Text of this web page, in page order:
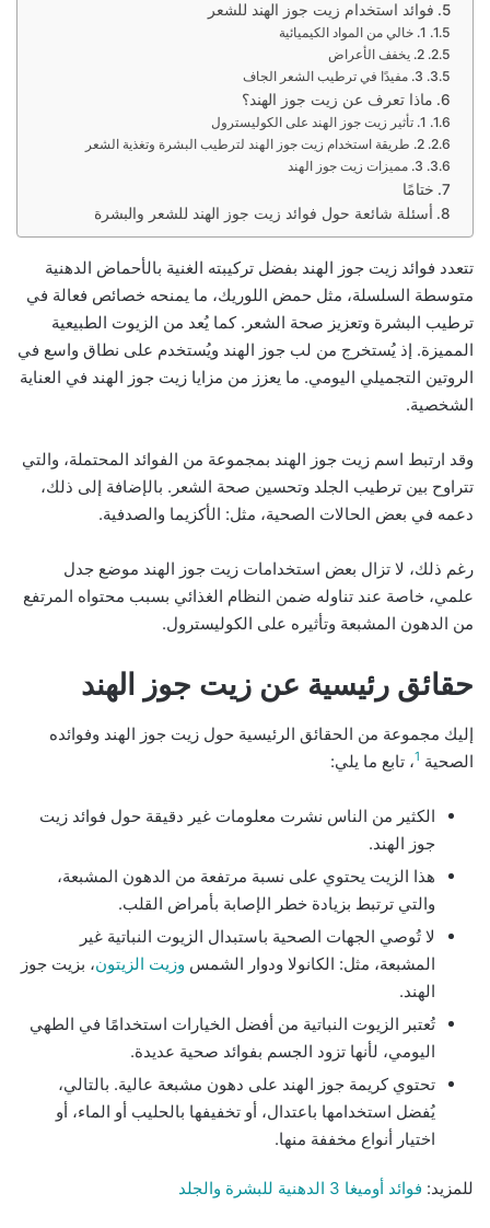
فوائد استخدام زيت جوز الهند للشعر
1. خالي من المواد الكيميائية
2. يخفف الأعراض
3. مفيدًا في ترطيب الشعر الجاف
ماذا تعرف عن زيت جوز الهند؟
1. تأثير زيت جوز الهند على الكوليسترول
2. طريقة استخدام زيت جوز الهند لترطيب البشرة وتغذية الشعر
3. مميزات زيت جوز الهند
ختامًا
أسئلة شائعة حول فوائد زيت جوز الهند للشعر والبشرة
تتعدد فوائد زيت جوز الهند بفضل تركيبته الغنية بالأحماض الدهنية
متوسطة السلسلة، مثل حمض اللوريك، ما يمنحه خصائص فعالة في
ترطيب البشرة وتعزيز صحة الشعر. كما يُعد من الزيوت الطبيعية
المميزة. إذ يُستخرج من لب جوز الهند ويُستخدم على نطاق واسع في
الروتين التجميلي اليومي. ما يعزز من مزايا زيت جوز الهند في العناية
الشخصية.
وقد ارتبط اسم زيت جوز الهند بمجموعة من الفوائد المحتملة، والتي
تتراوح بين ترطيب الجلد وتحسين صحة الشعر. بالإضافة إلى ذلك،
دعمه في بعض الحالات الصحية، مثل: الأكزيما والصدفية.
رغم ذلك، لا تزال بعض استخدامات زيت جوز الهند موضع جدل
علمي، خاصة عند تناوله ضمن النظام الغذائي بسبب محتواه المرتفع
من الدهون المشبعة وتأثيره على الكوليسترول.
حقائق رئيسية عن زيت جوز الهند
إليك مجموعة من الحقائق الرئيسية حول زيت جوز الهند وفوائده
الصحية 1، تابع ما يلي:
الكثير من الناس نشرت معلومات غير دقيقة حول فوائد زيت
جوز الهند.
هذا الزيت يحتوي على نسبة مرتفعة من الدهون المشبعة،
والتي ترتبط بزيادة خطر الإصابة بأمراض القلب.
لا تُوصي الجهات الصحية باستبدال الزيوت النباتية غير
المشبعة، مثل: الكانولا ودوار الشمس وزيت الزيتون، بزيت جوز
الهند.
تُعتبر الزيوت النباتية من أفضل الخيارات استخدامًا في الطهي
اليومي، لأنها تزود الجسم بفوائد صحية عديدة.
تحتوي كريمة جوز الهند على دهون مشبعة عالية. بالتالي،
يُفضل استخدامها باعتدال، أو تخفيفها بالحليب أو الماء، أو
اختيار أنواع مخففة منها.
للمزيد: فوائد أوميغا 3 الدهنية للبشرة والجلد